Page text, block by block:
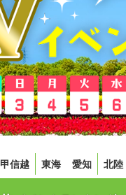
甲信越 東海 愛知 北陸